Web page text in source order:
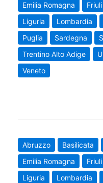
Emilia Romagna
Liguria
Lombardia
Puglia
Sardegna
Trentino Alto Adige
Veneto
Abruzzo Basilicata
Emilia Romagna
Liguria
Lombardia